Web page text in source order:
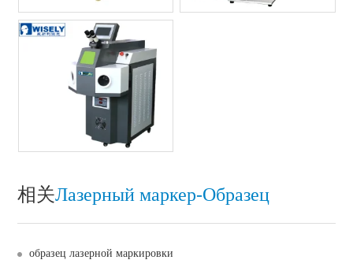
相关Лазерный маркер-Oбразец
образец лазерной маркировки